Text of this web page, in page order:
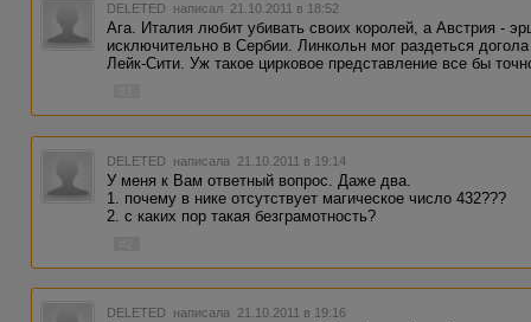
DELETED написал 21.10.2011 в 18:52
Ага. Италия любит убивать своих королей, а Австрия -
исключительно в Сербии. Линкольн мог раздеться
Лейк-Сити. Уж такое цирковое представление все бы
DELETED написала 21.10.2011 в 19:14
У меня к Вам ответный вопрос. Даже два.
1. почему в нике отсутствует магическое число 432???
2. с каких пор такая безграмотность?
DELETED написала 21.10.2011 в 19:16